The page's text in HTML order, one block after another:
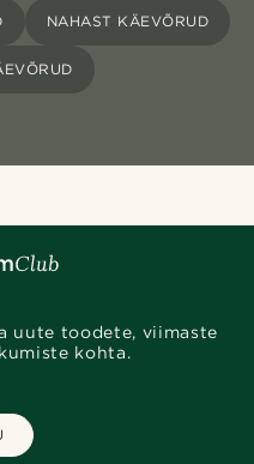
NAHAST KÄEVÕRUD
uute toodete, viimaste
kohta.